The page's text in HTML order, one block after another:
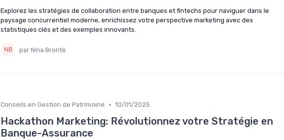
Explorez les stratégies de collaboration entre banques et fintechs pour naviguer dans le
paysage concurrentiel moderne, enrichissez votre perspective marketing avec des
statistiques clés et des exemples innovants.
par Nina Brontë
Conseils en Gestion de Patrimoine • 10/01/2025
Hackathon Marketing: Révolutionnez votre Stratégie en
Banque-Assurance